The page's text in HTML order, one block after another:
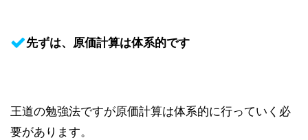
先ずは、原価計算は体系的です
王道の勉強法ですが原価計算は体系的に行っていく必
要があります。